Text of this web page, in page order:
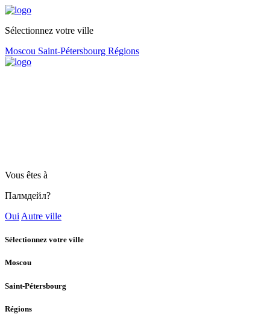
Sélectionnez votre ville
Moscou Saint-Pétersbourg Régions
Vous êtes à
Палмдейл?
Oui Autre ville
Sélectionnez votre ville
Moscou
Saint-Pétersbourg
Régions